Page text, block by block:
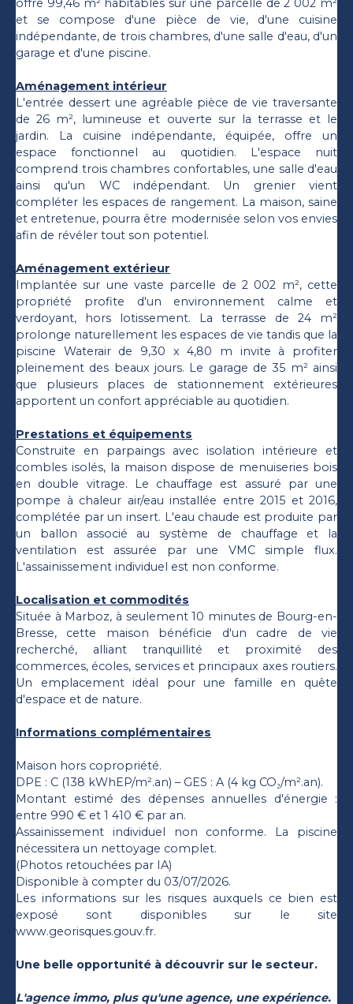
et se compose d'une pièce de vie, d'une cuisine
indépendante, de trois chambres, d'une salle d'eau, d'un
garage et d'une piscine.
Aménagement intérieur
L'entrée dessert une agréable pièce de vie traversante
de 26 m², lumineuse et ouverte sur la terrasse et le
jardin. La cuisine indépendante, équipée, offre un
espace fonctionnel au quotidien. L'espace nuit
comprend trois chambres confortables, une salle d'eau
ainsi qu'un WC indépendant. Un grenier vient
compléter les espaces de rangement. La maison, saine
et entretenue, pourra être modernisée selon vos envies
afin de révéler tout son potentiel.
Aménagement extérieur
Implantée sur une vaste parcelle de 2 002 m², cette
propriété profite d'un environnement calme et
verdoyant, hors lotissement. La terrasse de 24 m²
prolonge naturellement les espaces de vie tandis que la
piscine Waterair de 9,30 x 4,80 m invite à profiter
pleinement des beaux jours. Le garage de 35 m² ainsi
que plusieurs places de stationnement extérieures
apportent un confort appréciable au quotidien.
Prestations et équipements
Construite en parpaings avec isolation intérieure et
combles isolés, la maison dispose de menuiseries bois
en double vitrage. Le chauffage est assuré par une
pompe à chaleur air/eau installée entre 2015 et 2016,
complétée par un insert. L'eau chaude est produite par
un ballon associé au système de chauffage et la
ventilation est assurée par une VMC simple flux.
L'assainissement individuel est non conforme.
Localisation et commodités
Située à Marboz, à seulement 10 minutes de Bourg-en-
Bresse, cette maison bénéficie d'un cadre de vie
recherché, alliant tranquillité et proximité des
commerces, écoles, services et principaux axes routiers.
Un emplacement idéal pour une famille en quête
d'espace et de nature.
Informations complémentaires
Maison hors copropriété.
DPE : C (138 kWhEP/m².an) – GES : A (4 kg CO₂/m².an).
Montant estimé des dépenses annuelles d'énergie :
entre 990 € et 1 410 € par an.
Assainissement individuel non conforme. La piscine
nécessitera un nettoyage complet.
(Photos retouchées par IA)
Disponible à compter du 03/07/2026.
Les informations sur les risques auxquels ce bien est
exposé sont disponibles sur le site
www.georisques.gouv.fr.
Une belle opportunité à découvrir sur le secteur.
L'agence immo, plus qu'une agence, une expérience.